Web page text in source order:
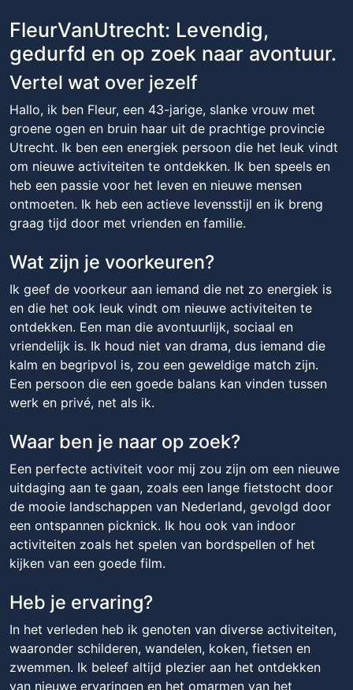
FleurVanUtrecht: Levendig,
gedurfd en op zoek naar avontuur.
Vertel wat over jezelf
Hallo, ik ben Fleur, een 43-jarige, slanke vrouw met
groene ogen en bruin haar uit de prachtige provincie
Utrecht. Ik ben een energiek persoon die het leuk vindt
om nieuwe activiteiten te ontdekken. Ik ben speels en
heb een passie voor het leven en nieuwe mensen
ontmoeten. Ik heb een actieve levensstijl en ik breng
graag tijd door met vrienden en familie.
Wat zijn je voorkeuren?
Ik geef de voorkeur aan iemand die net zo energiek is
en die het ook leuk vindt om nieuwe activiteiten te
ontdekken. Een man die avontuurlijk, sociaal en
vriendelijk is. Ik houd niet van drama, dus iemand die
kalm en begripvol is, zou een geweldige match zijn.
Een persoon die een goede balans kan vinden tussen
werk en privé, net als ik.
Waar ben je naar op zoek?
Een perfecte activiteit voor mij zou zijn om een ​​nieuwe
uitdaging aan te gaan, zoals een lange fietstocht door
de mooie landschappen van Nederland, gevolgd door
een ontspannen picknick. Ik hou ook van indoor
activiteiten zoals het spelen van bordspellen of het
kijken van een goede film.
Heb je ervaring?
In het verleden heb ik genoten van diverse activiteiten,
waaronder schilderen, wandelen, koken, fietsen en
zwemmen. Ik beleef altijd plezier aan het ontdekken
van nieuwe ervaringen en het omarmen van het